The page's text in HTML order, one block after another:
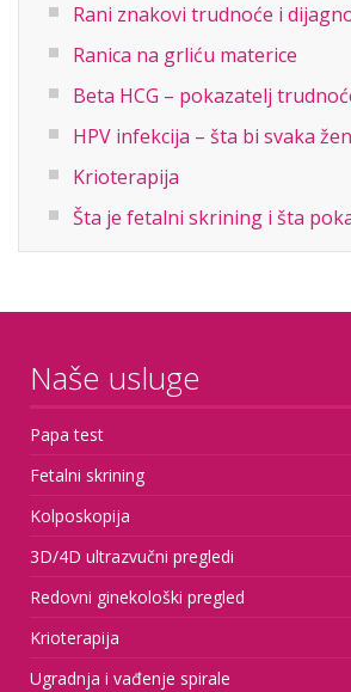
Rani znakovi trudnoće i
Ranica na grliću materice
Beta HCG – pokazatelj
HPV infekcija – šta bi svaka
Krioterapija
Šta je fetalni skrining i šta
Naše usluge
Papa test
Fetalni skrining
Kolposkopija
3D/4D ultrazvučni pregledi
Redovni ginekološki pregled
Krioterapija
Ugradnja i vađenje spirale